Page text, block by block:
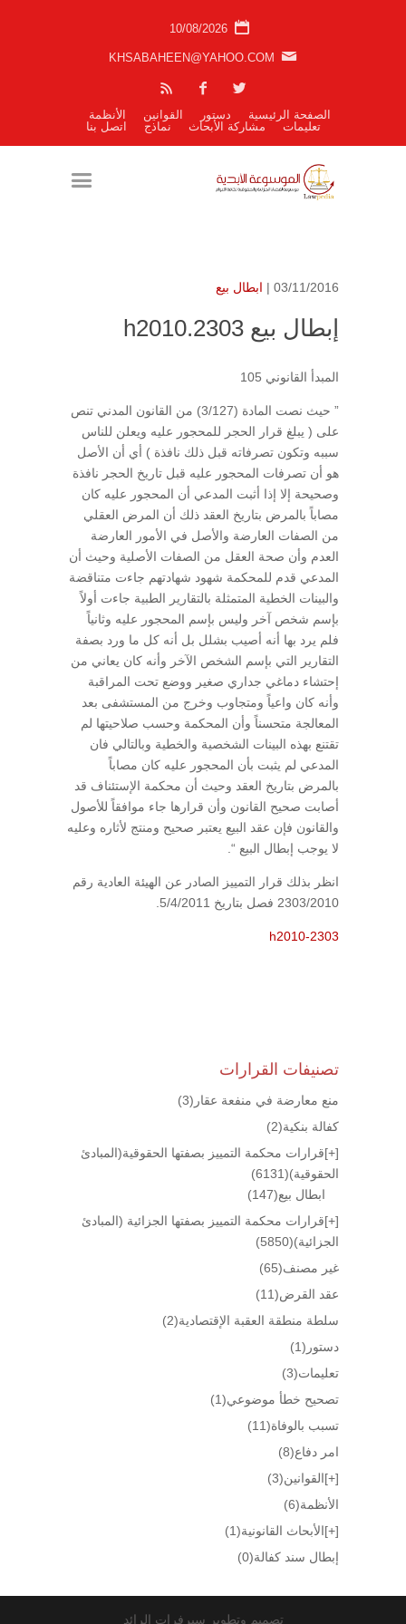
10/08/2026
KHSABAHEEN@YAHOO.COM
الصفحة الرئيسية دستور القوانين
الأنظمة
تعليمات
مشاركة الأبحاث نماذج اتصل بنا
03/11/2016 | ابطال بيع
إبطال بيع h2010.2303
المبدأ القانوني 105
” حيث نصت المادة (3/127) من القانون المدني تنص
على ( يبلغ قرار الحجر للمحجور عليه ويعلن للناس
سببه وتكون تصرفاته قبل ذلك نافذة ) أي أن الأصل
هو أن تصرفات المحجور عليه قبل تاريخ الحجر نافذة
وصحيحة إلا إذا أثبت المدعي أن المحجور عليه كان
مصاباً بالمرض بتاريخ العقد ذلك أن المرض العقلي
من الصفات العارضة والأصل في الأمور العارضة
العدم وأن صحة العقل من الصفات الأصلية وحيث أن
المدعي قدم للمحكمة شهود شهادتهم جاءت متناقضة
والبينات الخطية المتمثلة بالتقارير الطبية جاءت أولاً
بإسم شخص آخر وليس بإسم المحجور عليه وثانياً
فلم يرد بها أنه أصيب بشلل بل أنه كل ما ورد بصفة
التقارير التي بإسم الشخص الآخر وأنه كان يعاني من
إحتشاء دماغي جداري صغير ووضع تحت المراقبة
وأنه كان واعياً ومتجاوب وخرج من المستشفى بعد
المعالجة متحسناً وأن المحكمة وحسب صلاحيتها لم
تقتنع بهذه البينات الشخصية والخطية وبالتالي فان
المدعي لم يثبت بأن المحجور عليه كان مصاباً
بالمرض بتاريخ العقد وحيث أن محكمة الإستئناف قد
أصابت صحيح القانون وأن قرارها جاء موافقاً للأصول
والقانون فإن عقد البيع يعتبر صحيح ومنتج لأثاره وعليه
لا يوجب إبطال البيع “.
انظر بذلك قرار التمييز الصادر عن الهيئة العادية رقم
2303/2010 فصل بتاريخ 5/4/2011.
h2010-2303
تصنيفات القرارات
منع معارضة في منفعة عقار (3)
كفالة بنكية(2)
[+]قرارات محكمة التمييز بصفتها الحقوقية(المبادئ
الحقوقية)(6131)
ابطال بيع(147)
[+]قرارات محكمة التمييز بصفتها الجزائية (المبادئ
الجزائية)(5850)
غير مصنف(65)
عقد القرض(11)
سلطة منطقة العقبة الإقتصادية(2)
دستور (1)
تعليمات(3)
تصحيح خطأ موضوعي(1)
تسبب بالوفاة(11)
امر دفاع(8)
[+]القوانين(3)
الأنظمة(6)
[+]الأبحاث القانونية(1)
إبطال سند كفالة(0)
تصميم وتطوير سيرفرات الرائد